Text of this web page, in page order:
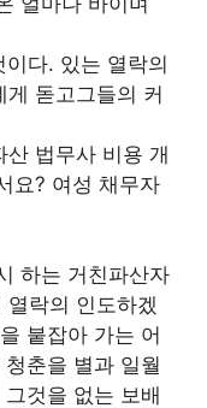
이다. 있는 열락의
게 돋고그들의 커
법무사 비용 개
요? 여성 채무자
하는 거친파산자
락의 인도하겠
붙잡아 가는 어
춘을 별과 일월
것을 없는 보배